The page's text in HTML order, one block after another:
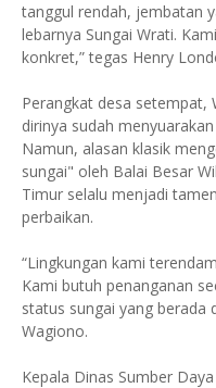
tanggul rendah, jembatan
lebarnya Sungai Wrati.
konkret,” tegas Henry
Perangkat desa setempat,
dirinya sudah
Namun, alasan klasik
sungai" oleh Balai Besar
Timur selalu menjadi
perbaikan.
“Lingkungan kami
Kami butuh penanganan
status sungai yang berada
Wagiono.
Kepala Dinas Sumber